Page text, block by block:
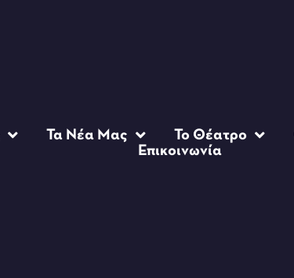
Τα Νέα Μας Το Θέατρο
Επικοινωνία